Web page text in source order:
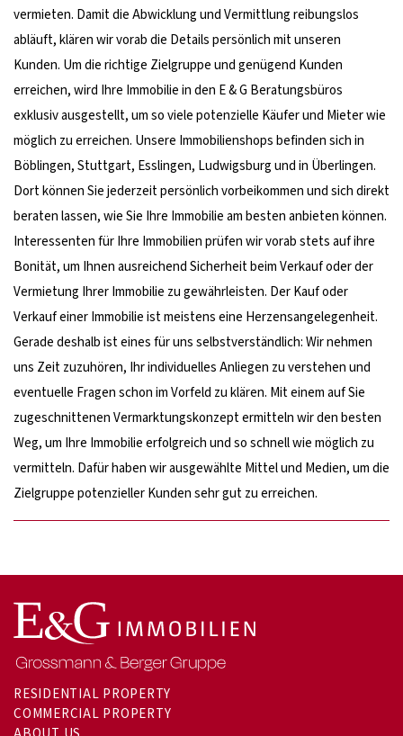
vermieten. Damit die Abwicklung und Vermittlung reibungslos
abläuft, klären wir vorab die Details persönlich mit unseren
Kunden. Um die richtige Zielgruppe und genügend Kunden
erreichen, wird Ihre Immobilie in den E & G Beratungsbüros
exklusiv ausgestellt, um so viele potenzielle Käufer und Mieter wie
möglich zu erreichen. Unsere Immobilienshops befinden sich in
Böblingen, Stuttgart, Esslingen, Ludwigsburg und in Überlingen.
Dort können Sie jederzeit persönlich vorbeikommen und sich direkt
beraten lassen, wie Sie Ihre Immobilie am besten anbieten können.
Interessenten für Ihre Immobilien prüfen wir vorab stets auf ihre
Bonität, um Ihnen ausreichend Sicherheit beim Verkauf oder der
Vermietung Ihrer Immobilie zu gewährleisten. Der Kauf oder
Verkauf einer Immobilie ist meistens eine Herzensangelegenheit.
Gerade deshalb ist eines für uns selbstverständlich: Wir nehmen
uns Zeit zuzuhören, Ihr individuelles Anliegen zu verstehen und
eventuelle Fragen schon im Vorfeld zu klären. Mit einem auf Sie
zugeschnittenen Vermarktungskonzept ermitteln wir den besten
Weg, um Ihre Immobilie erfolgreich und so schnell wie möglich zu
vermitteln. Dafür haben wir ausgewählte Mittel und Medien, um die
Zielgruppe potenzieller Kunden sehr gut zu erreichen.
RESIDENTIAL PROPERTY
COMMERCIAL PROPERTY